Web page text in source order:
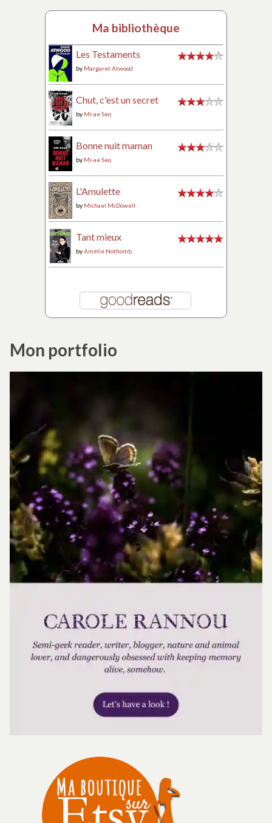
Ma bibliothèque
Les Testaments
by Margaret Atwood
Chut, c'est un secret
by Mi-ae Seo
Bonne nuit maman
by Mi-ae Seo
L'Amulette
by Michael McDowell
Tant mieux
byAmélie Nothomb
Mon portfolio